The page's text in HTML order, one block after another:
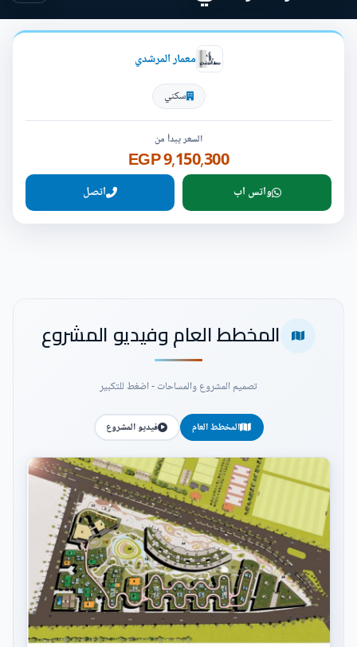
معمار المرشدي
سكني
السعر يبدأ من
9,150,300 EGP
واتس اب اتصل
المخطط العام وفيديو المشروع
تصميم المشروع والمساحات - اضغط للتكبير
المخطط العام فيديو المشروع